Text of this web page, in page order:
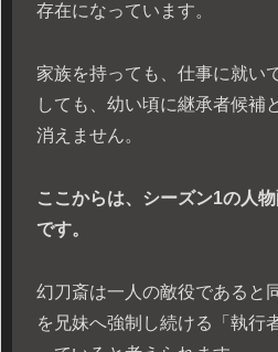
存在になっています。
家族を持っても、仕事に就い
しても、幼い頃に継承者候補
消えません。
ここからは、シーズン1の人
です。
幻刀斎は一人の敵役であると
を兄妹へ強制し続ける「執行